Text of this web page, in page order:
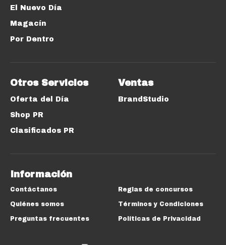
El Nuevo Día
Magacín
Por Dentro
Otros Servicios
Oferta del Día
Shop PR
Clasificados PR
Ventas
BrandStudio
Información
Contáctanos
Quiénes somos
Preguntas frecuentes
Reglas de concursos
Términos y Condiciones
Políticas de Privacidad